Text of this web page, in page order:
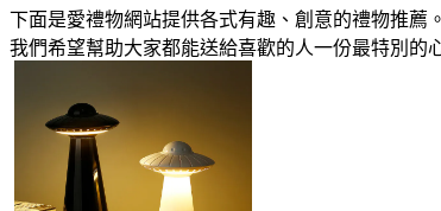
下面是愛禮物網站提供各式有趣、創意的禮物推薦。
我們希望幫助大家都能送給喜歡的人一份最特別